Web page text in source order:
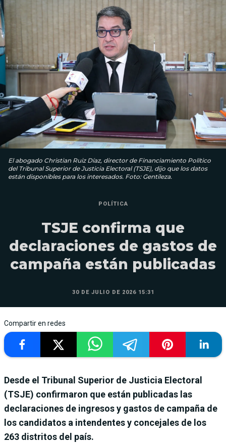
El abogado Christian Ruiz Díaz, director de Financiamiento Político
del Tribunal Superior de Justicia Electoral (TSJE), dijo que los datos
están disponibles para los interesados. Foto: Gentileza.
POLÍTICA
TSJE confirma que
declaraciones de gastos de
campaña están publicadas
30 DE JULIO DE 2026 15:31
Compartir en redes
Desde el Tribunal Superior de Justicia Electoral
(TSJE) confirmaron que están publicadas las
declaraciones de ingresos y gastos de campaña de
los candidatos a intendentes y concejales de los
263 distritos del país.